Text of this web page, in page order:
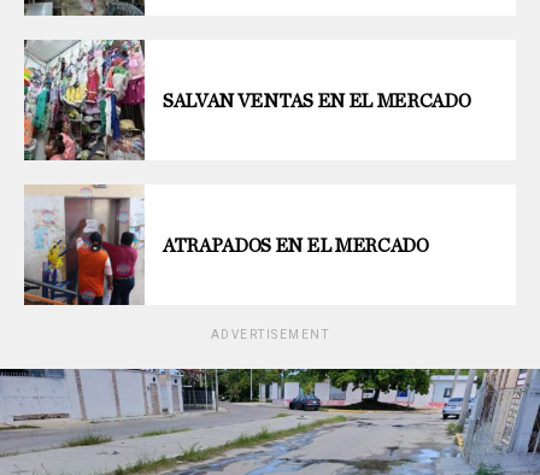
SALVAN VENTAS EN EL MERCADO
ATRAPADOS EN EL MERCADO
ADVERTISEMENT